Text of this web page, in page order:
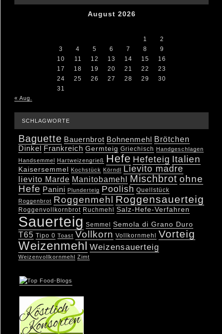
August 2026
1
2
3
4 5 6 7 8
9
10
11 12 13 14 15
16
17
18 19 20 21 22
23
24
25 26 27 28 29
30
31
« Aug.
SCHLAGWORTE
Baguette Bauernbrot Bohnenmehl Brötchen
Dinkel Frankreich Germteig Griechisch
Handgeschlagen
Handsemmel
Hartweizengrieß Hefe Hefeteig Italien
Kaisersemmel Kochstück Körndl Lievito madre
lievito Marde Manitobamehl Mischbrot ohne
Hefe Panini Plunderteig Poolish Quellstück
Roggenbrot Roggenmehl Roggensauerteig
Roggenvollkornbrot Ruchmehl Salz-Hefe-Verfahren
Sauerteig Semmel Semola di Grano Duro
T65 Tipo 0 Toast Vollkorn Vollkornmehl Vorteig
Weizenmehl Weizensauerteig
Weizenvollkornmehl Zimt